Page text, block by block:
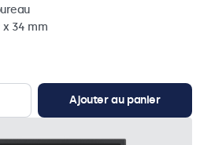
x 34 mm
Ajouter au panier